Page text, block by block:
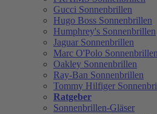
Gucci Sonnenbrillen
Hugo Boss Sonnenbrillen
Humphrey's Sonnenbrillen
Jaguar Sonnenbrillen
Marc O'Polo Sonnenbrillen
Oakley Sonnenbrillen
Ray-Ban Sonnenbrillen
Tommy Hilfiger
Ratgeber
Sonnenbrillen-Gläser